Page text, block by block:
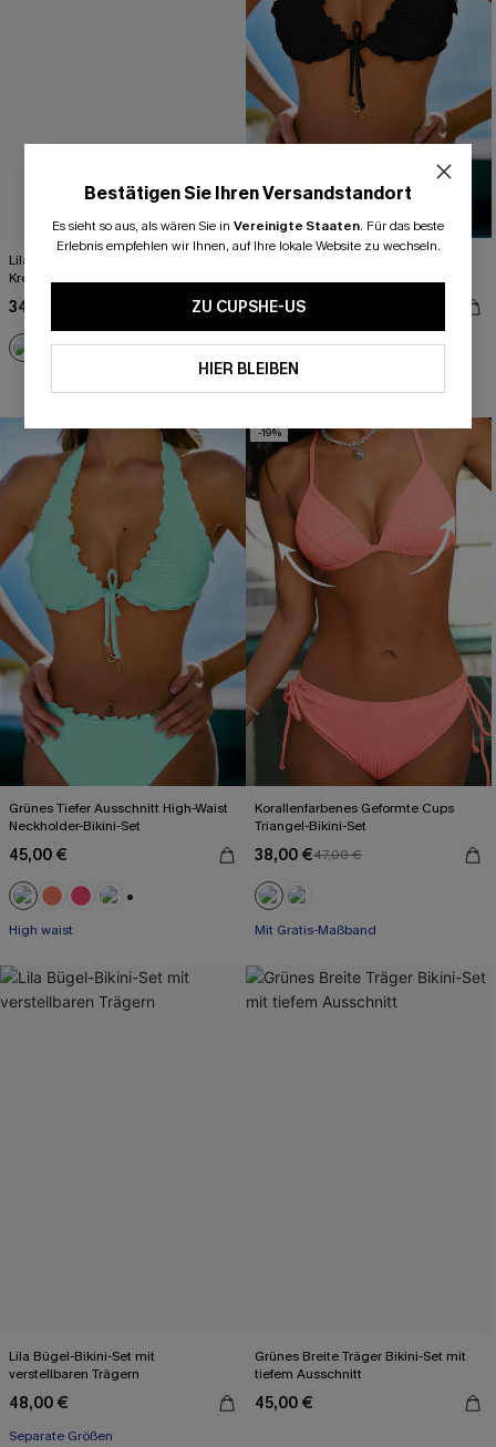
Lila Low-Waist Triangel-Bikini-Set mit
Kreuzträgern
34,00 € 48,00 €
Grünes Tiefer Ausschnitt High-Waist
Neckholder-Bikini-Set
45,00 €
High waist
-19%
Korallenfarbenes Geformte Cups
Triangel-Bikini-Set
38,00 €47,00 €
Mit Gratis-Maßband
Lila Bügel-Bikini-Set mit
verstellbaren Trägern
48,00 €
Separate Größen
Grünes Breite Träger Bikini-Set mit
tiefem Ausschnitt
45,00 €
Bestätigen Sie Ihren Versandstandort
Es sieht so aus, als wären Sie in Vereinigte Staaten. Für das beste
Erlebnis empfehlen wir Ihnen, auf Ihre lokale Website zu wechseln.
ZU CUPSHE-US
HIER BLEIBEN